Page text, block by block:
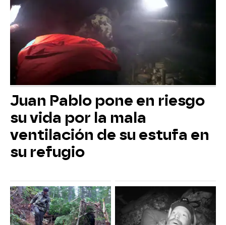
Juan Pablo pone en riesgo
su vida por la mala
ventilación de su estufa en
su refugio